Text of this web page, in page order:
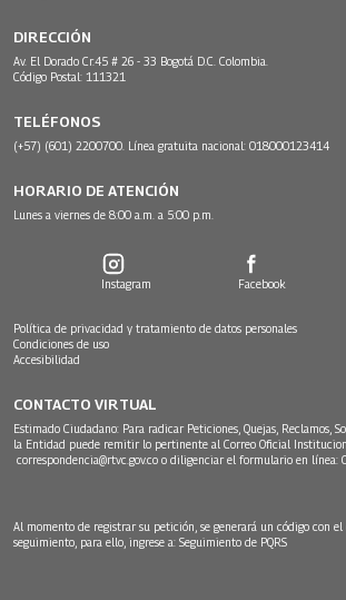
DIRECCIÓN
Av. El Dorado Cr.45 # 26 - 33 Bogotá D.C. Colombia.
Código Postal: 111321
TELÉFONOS
(+57) (601) 2200700. Línea gratuita nacional: 018000123414
HORARIO DE ATENCIÓN
Lunes a viernes de 8:00 a.m. a 5:00 p.m.
Instagram Facebook
Política de privacidad y tratamiento de datos personales
Condiciones de uso
Accesibilidad
CONTACTO VIRTUAL
Estimado Ciudadano: Para radicar Peticiones, Quejas, Reclamos,
la Entidad puede remitir lo pertinente al Correo Oficial
correspondencia@rtvc.gov.co o diligenciar el formulario en línea:
Al momento de registrar su petición, se generará un código con
seguimiento, para ello, ingrese a: Seguimiento de PQRS